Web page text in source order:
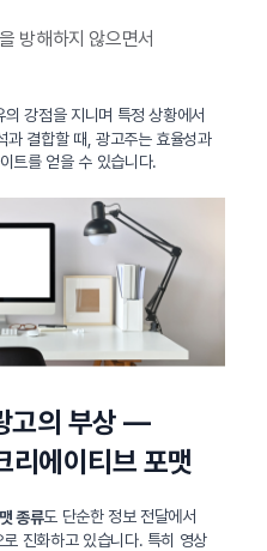
방해하지 않으면서
의 강점을 지니며 특정 상황에서
과 결합할 때, 광고주는 효율성과
트를 얻을 수 있습니다.
고의 부상 —
리에이티브 포맷
종류도 단순한 정보 전달에서
진화하고 있습니다. 특히 영상